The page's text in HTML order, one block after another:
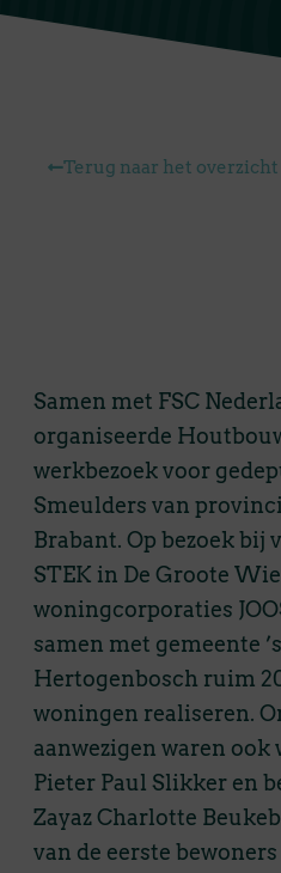
Terug naar het overzicht
Samen met FSC
organiseerde
werkbezoek voor
Smeulders van
Brabant. Op bezoek bij
STEK in De Groote
woningcorporaties
samen met gemeente
Hertogenbosch ruim
woningen realiseren.
aanwezigen waren ook
Pieter Paul Slikker en
Zayaz Charlotte
van de eerste bewoners